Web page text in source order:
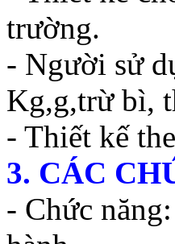
trường.
- Người sử
Kg,g,trừ bì,
- Thiết kế
3. CÁC
- Chức